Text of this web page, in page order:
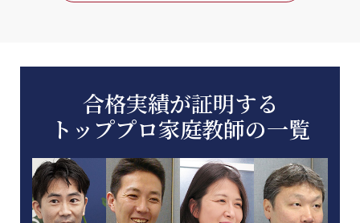
合格実績が証明する
トッププロ家庭教師の一覧